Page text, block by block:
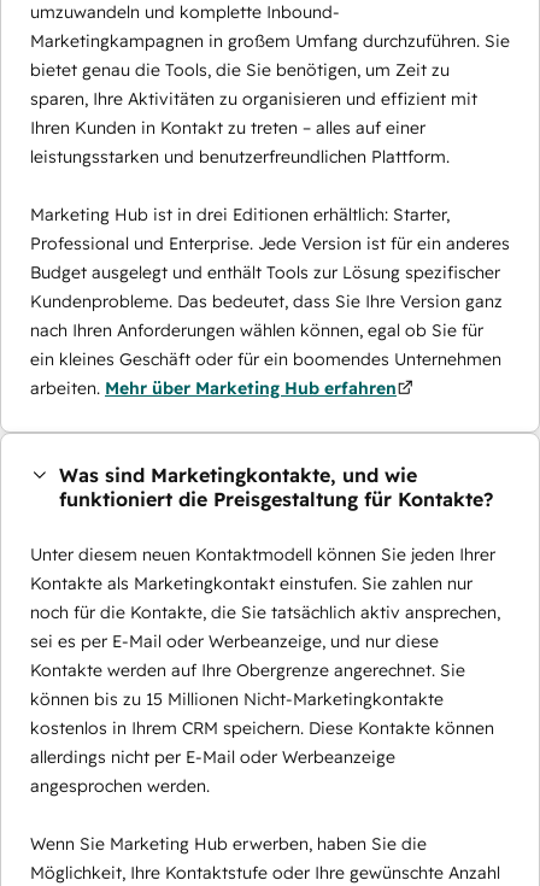
umzuwandeln und komplette Inbound-
Marketingkampagnen in großem Umfang durchzuführen. Sie
bietet genau die Tools, die Sie benötigen, um Zeit zu
sparen, Ihre Aktivitäten zu organisieren und effizient mit
Ihren Kunden in Kontakt zu treten – alles auf einer
leistungsstarken und benutzerfreundlichen Plattform.
Marketing Hub ist in drei Editionen erhältlich: Starter,
Professional und Enterprise. Jede Version ist für ein anderes
Budget ausgelegt und enthält Tools zur Lösung spezifischer
Kundenprobleme. Das bedeutet, dass Sie Ihre Version ganz
nach Ihren Anforderungen wählen können, egal ob Sie für
ein kleines Geschäft oder für ein boomendes Unternehmen
arbeiten. Mehr über Marketing Hub erfahren
Was sind Marketingkontakte, und wie
funktioniert die Preisgestaltung für Kontakte?
Unter diesem neuen Kontaktmodell können Sie jeden Ihrer
Kontakte als Marketingkontakt einstufen. Sie zahlen nur
noch für die Kontakte, die Sie tatsächlich aktiv ansprechen,
sei es per E-Mail oder Werbeanzeige, und nur diese
Kontakte werden auf Ihre Obergrenze angerechnet. Sie
können bis zu 15 Millionen Nicht-Marketingkontakte
kostenlos in Ihrem CRM speichern. Diese Kontakte können
allerdings nicht per E-Mail oder Werbeanzeige
angesprochen werden.
Wenn Sie Marketing Hub erwerben, haben Sie die
Möglichkeit, Ihre Kontaktstufe oder Ihre gewünschte Anzahl